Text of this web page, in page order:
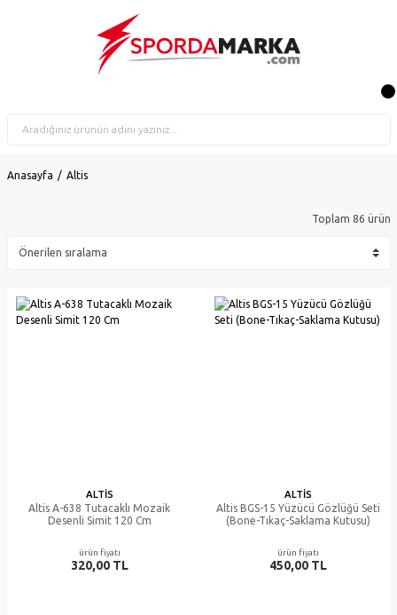
Anasayfa Altis
Toplam 86 ürün
ALTIS
Altis A-638 Tutacaklı Mozaik
Desenli Simit 120 Cm
ürün fiyatı
320,00 TL
ALTIS
Altis BGS-15 Yüzücü Gözlüğü Seti
(Bone-Tıkaç-Saklama Kutusu)
ürün fiyatı
450,00 TL